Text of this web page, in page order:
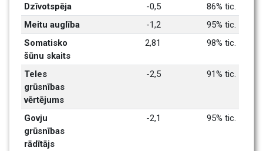
Dzīvotspēja -0,5
86% tic.
Meitu auglība
-1,2
95% tic.
Somatisko
šūnu skaits
2,81 98% tic.
Teles
grūsnības
vērtējums
-2,5 91% tic.
Govju
grūsnības
rādītājs
-2,1 95% tic.